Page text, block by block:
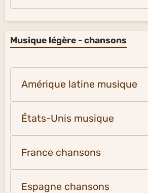
Musique légère - chansons
Amérique latine musique
États-Unis musique
France chansons
Espagne chansons